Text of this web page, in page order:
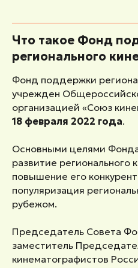
Что такое Фонд
регионального
Фонд поддержки
учрежден
организацией «Союз
18 февраля 2022 года.
Основными целями
развитие регионального
повышение его
популяризация
рубежом.
Председатель Совета
заместитель
кинематографистов